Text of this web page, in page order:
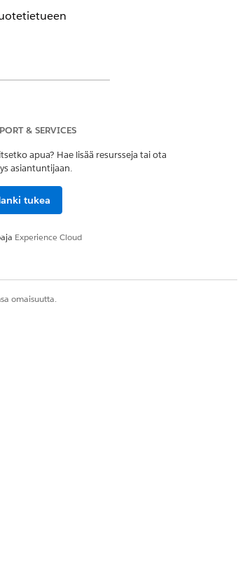
Kyllä
& SERVICES
apua? Hae lisää resursseja tai ota
asiantuntijaan.
tukea
Experience Cloud
omaisuutta.